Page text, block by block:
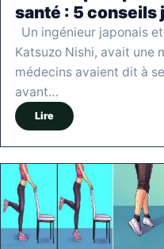
santé : 5 conseils
Un ingénieur japonais
Katsuzo Nishi, avait une
médecins avaient dit à
avant…
Lire